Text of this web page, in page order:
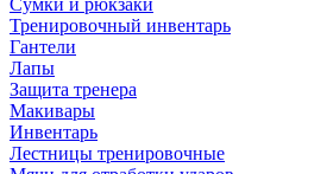
Сумки и рюкзаки
Тренировочный инвентарь
Гантели
Лапы
Защита тренера
Макивары
Инвентарь
Лестницы тренировочные